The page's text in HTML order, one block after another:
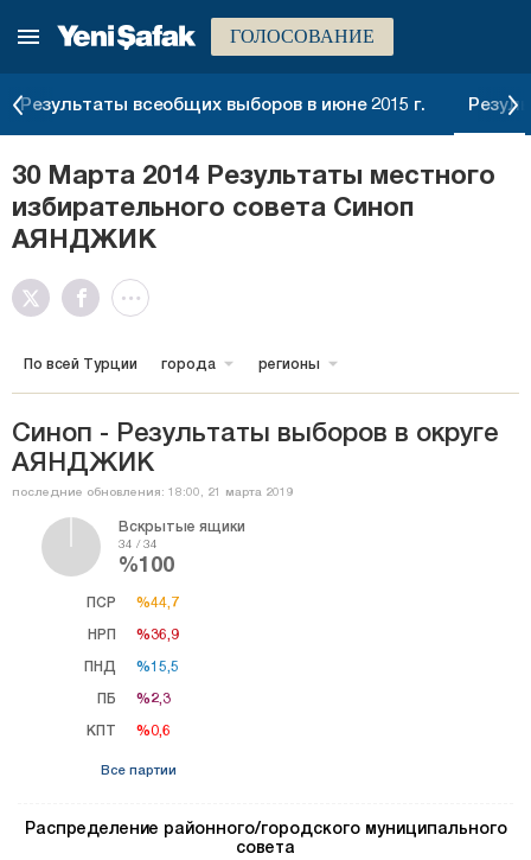
ГОЛОСОВАНИЕ
Результаты всеобщих выборов в июне 2015 г.
30 Марта 2014 Результаты местного
избирательного совета Синоп
АЯНДЖИК
По всей Турции города регионы
Синоп - Результаты выборов в округе
АЯНДЖИК
последние обновления: 18:00, 21 марта 2019
Вскрытые ящики
34 / 34
%100
ПСР
НРП
ПНД
ПБ
КПТ
%44,7
%36,9
%15,5
%2,3
%0,6
%44,7
%36,9
%15,5
%2,3
%0,6
Все партии
Распределение районного/городского муниципального
совета